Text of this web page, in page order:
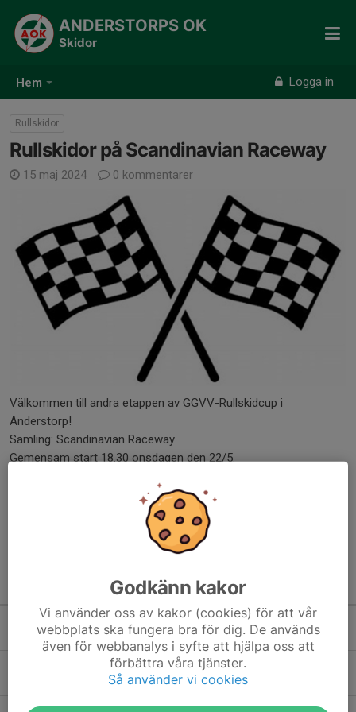
Hem Logga in
ANDERSTORPS OK
Skidor
Rullskidor
Rullskidor på Scandinavian Raceway
15 maj 2024 0 kommentarer
Välkommen till andra etappen av GGVV-Rullskidcup i
Anderstorp!
Samling: Scandinavian Raceway
Gemensam start 18.30 onsdagen den 22/5.
HD17- kör fem varv, cirka 20 km.
Kommande aktiviteter
Mån 10/8
17:30-19:00
Landsvägscykling
Torget Anderstorp
Landsvägscykling
Torget Anderstorp
Godkänn kakor
Vi använder oss av kakor (cookies) för att vår
webbplats ska fungera bra för dig. De används
även för webbanalys i syfte att hjälpa oss att
förbättra våra tjänster.
Så använder vi cookies